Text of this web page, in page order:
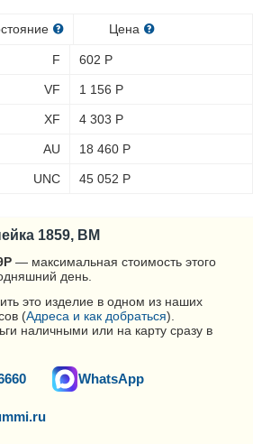
Цена
F 602 Р
VF 1 156 Р
XF 4 303 Р
AU 18 460 Р
UNC 45 052 Р
1859, ВМ
Р — максимальная стоимость этого
день.
это изделие в одном из наших
(Адреса и как добраться).
наличными или на карту сразу в
WhatsApp